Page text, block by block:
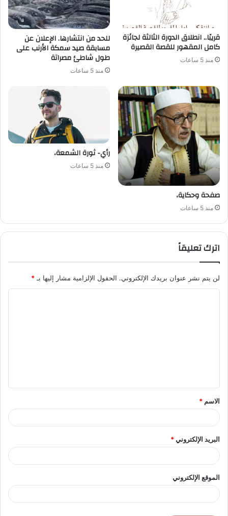
قريبًا.. انطلاق الدورة الثالثة لجائزة
كامل المقهور للقصة القصيرة
منذ 5 ساعات
للحد من انتشارها. الإعلان عن
مسابقة صيد سمكة الأرنب على
طول شاطئ مصراتة
منذ 5 ساعات
صفحة وحكاية،
منذ 5 ساعات
رأي- ثورة الشمعة،
منذ 5 ساعات
اترك تعليقاً
لن يتم نشر عنوان بريدك الإلكتروني. الحقول الإلزامية مشار إليها بـ *
ق
*
الاسم *
البريد الإلكتروني*
الموقع الإلكتروني